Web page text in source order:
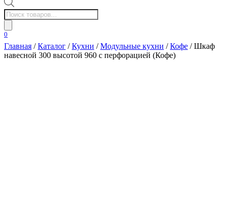
Поиск
товаров
0
Главная /Каталог /Кухни /Модульные кухни /Кофе / Шкаф
навесной 300 высотой 960 с перфорацией (Кофе)